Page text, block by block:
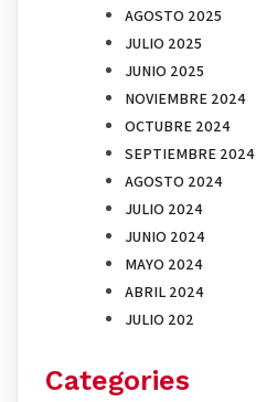
AGOSTO 2025
JULIO 2025
JUNIO 2025
NOVIEMBRE 2024
OCTUBRE 2024
SEPTIEMBRE 2024
AGOSTO 2024
JULIO 2024
JUNIO 2024
MAYO 2024
ABRIL 2024
JULIO 202
Categories